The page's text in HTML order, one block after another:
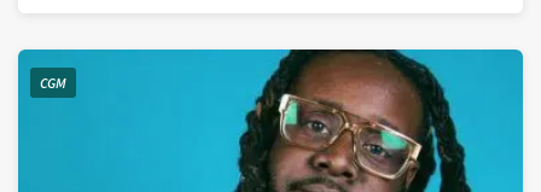
CGM